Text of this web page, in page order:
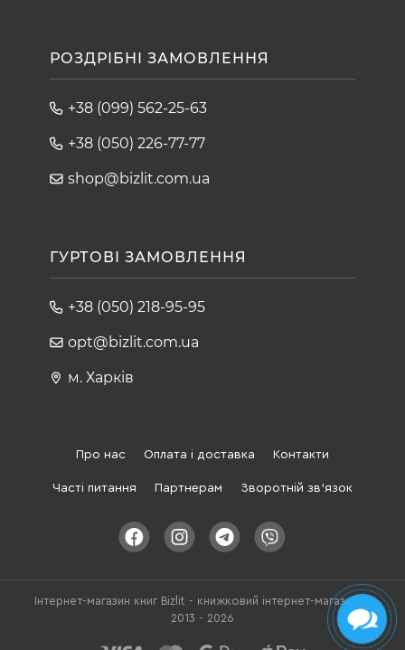
РОЗДРІБНІ ЗАМОВЛЕННЯ
+38 (099) 562-25-63
+38 (050) 226-77-77
shop@bizlit.com.ua
ГУРТОВІ ЗАМОВЛЕННЯ
+38 (050) 218-95-95
opt@bizlit.com.ua
м. Харків
Про нас Оплата і доставка Контакти
Часті питання Партнерам Зворотній зв'язок
Інтернет-магазин книг Bizlit - книжковий інтернет-магазин ©
2013 - 2026